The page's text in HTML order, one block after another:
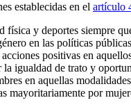
establecidas en el artículo
y deportes siempre
en las políticas
positivas en
igualdad de trato y
en aquellas
mayoritariamente por